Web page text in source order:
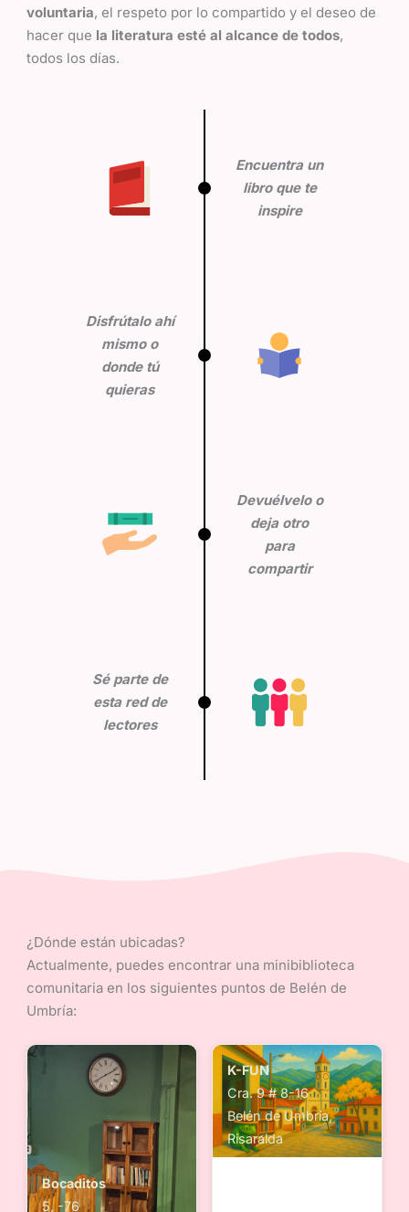
voluntaria, el respeto por lo compartido y el deseo de
hacer que la literatura esté al alcance de todos,
todos los días.
Encuentra un
libro que te
inspire
Disfrútalo ahí
mismo o
donde tú
quieras
Devuélvelo o
deja otro
para
compartir
Sé parte de
esta red de
lectores
¿Dónde están ubicadas?
Actualmente, puedes encontrar una minibiblioteca
comunitaria en los siguientes puntos de Belén de
Umbría:
Bocaditos
5, -76
K-FUN
Cra. 9 # 8-16
Belén de Umbría,
Risaralda